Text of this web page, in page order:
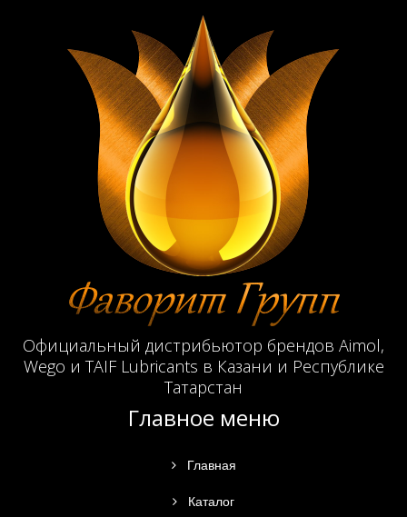
Официальный дистрибьютор брендов Aimol,
Wego и TAIF Lubricants в Казани и Республике
Татарстан
Главное меню
Главная
Каталог